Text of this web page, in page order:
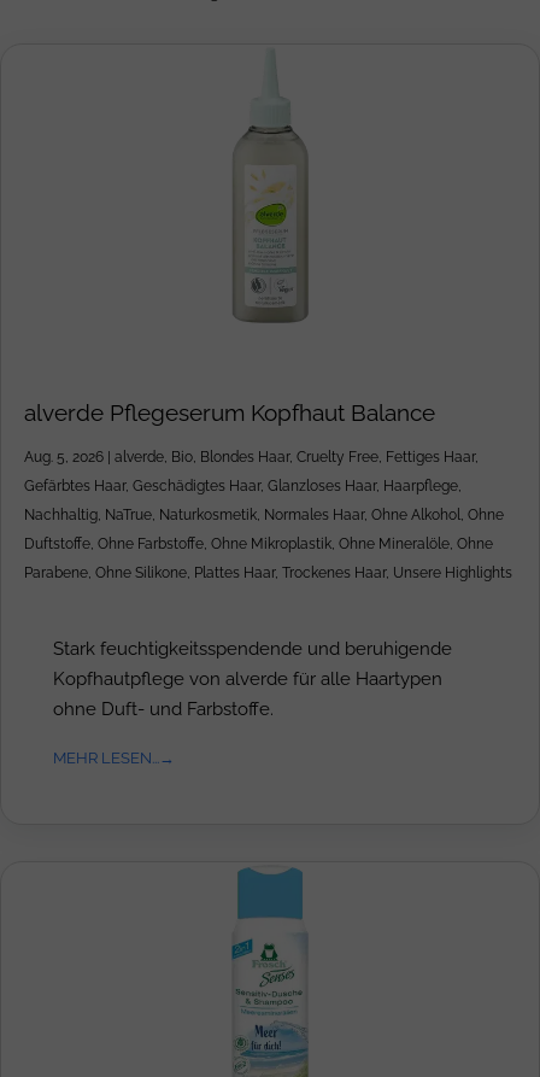
alverde Pflegeserum Kopfhaut Balance
Aug. 5, 2026 alverde, Bio, Blondes Haar, Cruelty Free, Fettiges Haar,
Gefärbtes Haar, Geschädigtes Haar, Glanzloses Haar, Haarpflege,
Nachhaltig, NaTrue, Naturkosmetik, Normales Haar, Ohne Alkohol, Ohne
Duftstoffe, Ohne Farbstoffe, Ohne Mikroplastik, Ohne Mineralöle, Ohne
Parabene, Ohne Silikone, Plattes Haar, Trockenes Haar, Unsere Highlights
Stark feuchtigkeitsspendende und beruhigende
Kopfhautpflege von alverde für alle Haartypen
ohne Duft- und Farbstoffe.
MEHR LESEN...